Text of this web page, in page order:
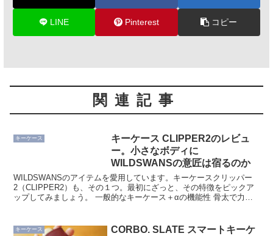
LINE Pinterest コピー
関連記事
キーケース
キーケース CLIPPER2のレビュ
ー。小さなボディに
WILDSWANSの意匠は宿るのか
WILDSWANSのアイテムを愛用しています。キーケースクリッパー
2（CLIPPER2）も、その１つ。最初にざっと、その特徴をピックア
ップしてみましょう。 一般的なキーケース＋αの機能性 骨太で力強
キーケース
CORBO. SLATE スマートキーケ